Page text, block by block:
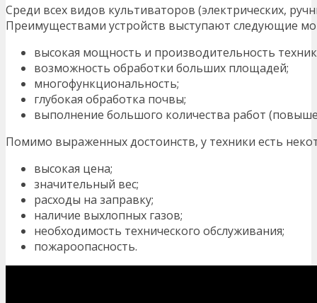
Среди всех видов культиваторов (электрических,
Преимуществами устройств выступают следующие
высокая мощность и производительность
возможность обработки больших площадей;
многофункциональность;
глубокая обработка почвы;
выполнение большого количества работ
Помимо выраженных достоинств, у техники есть
высокая цена;
значительный вес;
расходы на заправку;
наличие выхлопных газов;
необходимость технического обслуживания;
пожароопасность.